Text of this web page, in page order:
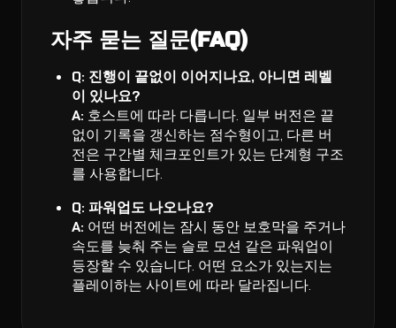
자주 묻는 질문(FAQ)
Q: 진행이 끝없이 이어지나요, 아니면 레벨
이 있나요?
A: 호스트에 따라 다릅니다. 일부 버전은 끝
없이 기록을 갱신하는 점수형이고, 다른 버
전은 구간별 체크포인트가 있는 단계형 구조
를 사용합니다.
Q: 파워업도 나오나요?
A: 어떤 버전에는 잠시 동안 보호막을 주거나
속도를 늦춰 주는 슬로 모션 같은 파워업이
등장할 수 있습니다. 어떤 요소가 있는지는
플레이하는 사이트에 따라 달라집니다.